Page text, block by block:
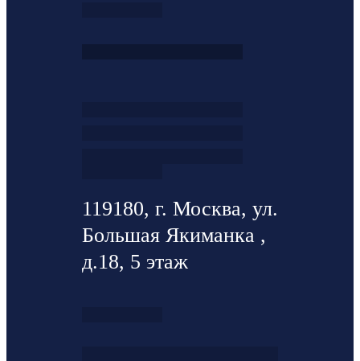
119180, г. Москва, ул.
Большая Якиманка ,
д.18, 5 этаж